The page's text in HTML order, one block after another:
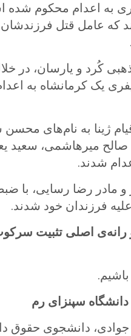
به اعدام محکوم شده
که عامل قتل فرزندشان
قومی و مذهبی کُرد و یارسان، در
یک کرمانشاه به
ژینا به نام‌های محسن
میرهاشمی، سعید
شدند.
مادر رضا رسایی، با
فرزندان خود شدند.
رانه‌ی اصلی تثبیت
سپنزای رم
دانشجوی حقوق